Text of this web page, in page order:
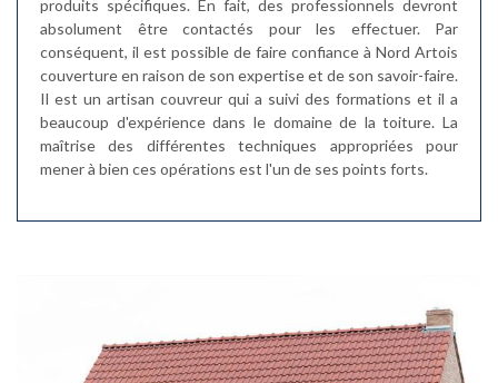
produits spécifiques. En fait, des professionnels devront
absolument être contactés pour les effectuer. Par
conséquent, il est possible de faire confiance à Nord Artois
couverture en raison de son expertise et de son savoir-faire.
Il est un artisan couvreur qui a suivi des formations et il a
beaucoup d'expérience dans le domaine de la toiture. La
maîtrise des différentes techniques appropriées pour
mener à bien ces opérations est l'un de ses points forts.